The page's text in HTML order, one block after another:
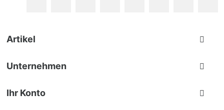
Artikel 
Unternehmen 
Ihr Konto 